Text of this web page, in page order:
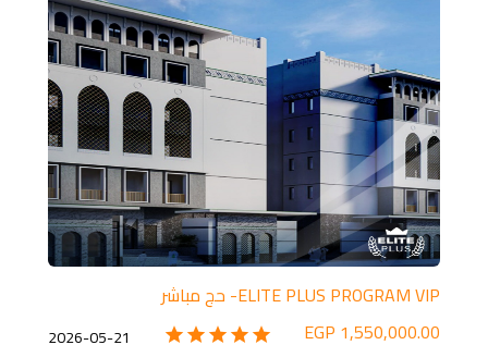
ELITE PLUS PROGRAM VIP- حج مباشر
1,550,000.00 EGP
2026-05-21